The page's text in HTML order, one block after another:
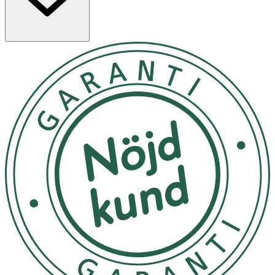
- Vid dosering 1dl räcker förpackningen till ca 27
portioner.
- Förvaras torrt i rumstemperatur.
NÄRINGSDEKLARATION 100 G Portion 37 G
Energi
1 650 kJ/395
kcal
610 kJ/146 kcal
Fett 2,6 g
- varav mättat fett 4 g 1,5 g